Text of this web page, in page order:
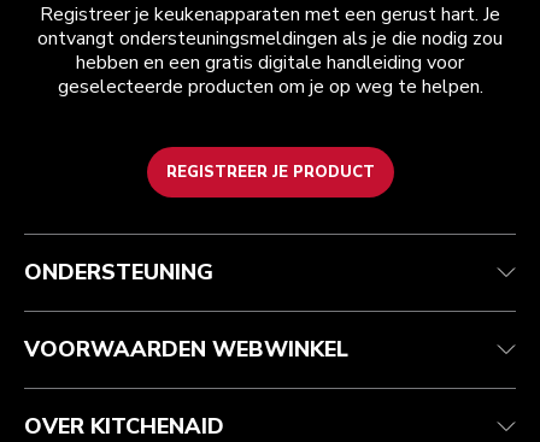
Registreer je keukenapparaten met een gerust hart. Je
ontvangt ondersteuningsmeldingen als je die nodig zou
hebben en een gratis digitale handleiding voor
geselecteerde producten om je op weg te helpen.
REGISTREER JE PRODUCT
Health check
Je bestelling volgen
Garantie en documenten
Recupel
Algemene voorwaarden
Retournering en terugbetaling
Imprint
ODR
Het merk
Zoek een winkel
ONDERSTEUNING
VOORWAARDEN WEBWINKEL
OVER KITCHENAID